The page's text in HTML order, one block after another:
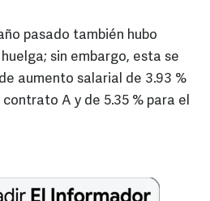
pasado también hubo
sin embargo, esta se
aumento salarial de 3.93 %
A y de 5.35 % para el